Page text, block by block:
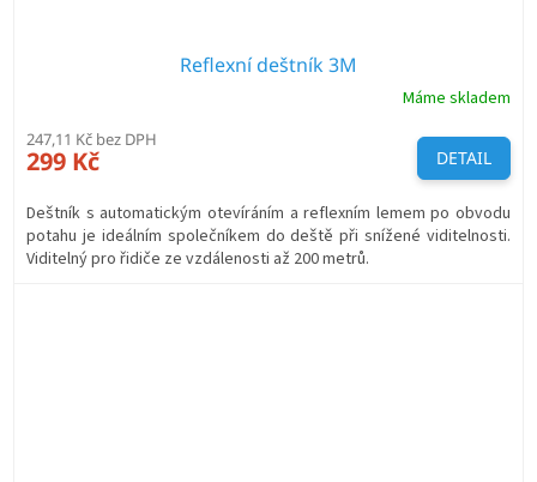
Reflexní deštník 3M
Máme skladem
247,11 Kč bez DPH
299 Kč DETAIL
Deštník s automatickým otevíráním a reflexním lemem po obvodu
potahu je ideálním společníkem do deště při snížené viditelnosti.
Viditelný pro řidiče ze vzdálenosti až 200 metrů.